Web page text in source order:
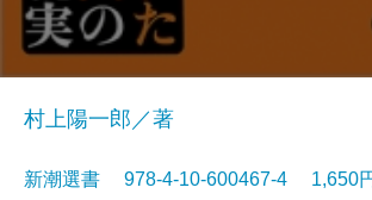
村上陽一郎／著
新潮選書 978-4-10-600467-4 1,650